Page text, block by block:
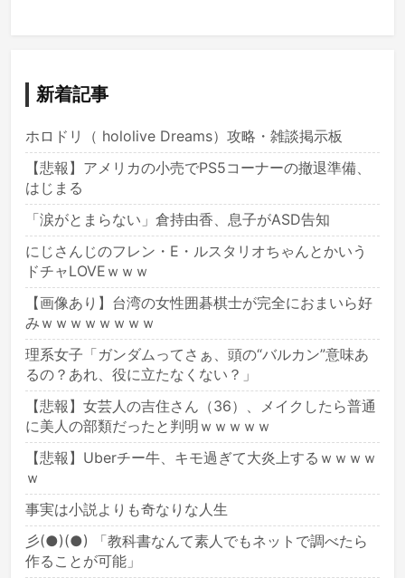
新着記事
ホロドリ（ hololive Dreams）攻略・雑談掲示板
【悲報】アメリカの小売でPS5コーナーの撤退準備、
はじまる
「涙がとまらない」倉持由香、息子がASD告知
にじさんじのフレン・E・ルスタリオちゃんとかいう
ドチャLOVEｗｗｗ
【画像あり】台湾の女性囲碁棋士が完全におまいら好
みｗｗｗｗｗｗｗｗ
理系女子「ガンダムってさぁ、頭の“バルカン”意味あ
るの？あれ、役に立たなくない？」
【悲報】女芸人の吉住さん（36）、メイクしたら普通
に美人の部類だったと判明ｗｗｗｗｗ
【悲報】Uberチー牛、キモ過ぎて大炎上するｗｗｗｗ
ｗ
事実は小説よりも奇なりな人生
彡(●)(●) 「教科書なんて素人でもネットで調べたら
作ることが可能」